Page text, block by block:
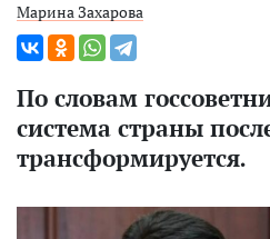
Марина Захарова
По словам
система страны
трансформируется.